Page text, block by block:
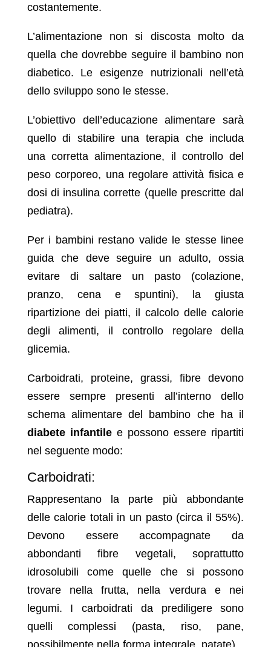
costantemente.
L’alimentazione non si discosta molto da
quella che dovrebbe seguire il bambino non
diabetico. Le esigenze nutrizionali nell’età
dello sviluppo sono le stesse.
L’obiettivo dell’educazione alimentare sarà
quello di stabilire una terapia che includa
una corretta alimentazione, il controllo del
peso corporeo, una regolare attività fisica e
dosi di insulina corrette (quelle prescritte dal
pediatra).
Per i bambini restano valide le stesse linee
guida che deve seguire un adulto, ossia
evitare di saltare un pasto (colazione,
pranzo, cena e spuntini), la giusta
ripartizione dei piatti, il calcolo delle calorie
degli alimenti, il controllo regolare della
glicemia.
Carboidrati, proteine, grassi, fibre devono
essere sempre presenti all’interno dello
schema alimentare del bambino che ha il
diabete infantilee possono essere ripartiti
nel seguente modo:
Carboidrati:
Rappresentano la parte più abbondante
delle calorie totali in un pasto (circa il 55%).
Devono essere accompagnate da
abbondanti fibre vegetali, soprattutto
idrosolubili come quelle che si possono
trovare nella frutta, nella verdura e nei
legumi. I carboidrati da prediligere sono
quelli complessi (pasta, riso, pane,
possibilmente nella forma integrale, patate).